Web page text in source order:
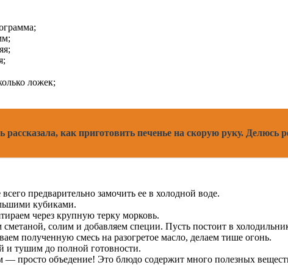
ложек;
рассказала, как приготовить печенье на скорую руку. Делюсь
предварительно замочить ее в холодной воде.
кубиками.
через крупную терку морковь.
солим и добавляем специи. Пусть постоит в
полученную смесь на разогретое масло, делаем тише огонь.
и тушим до полной готовности.
— просто объедение! Это блюдо содержит много полезных